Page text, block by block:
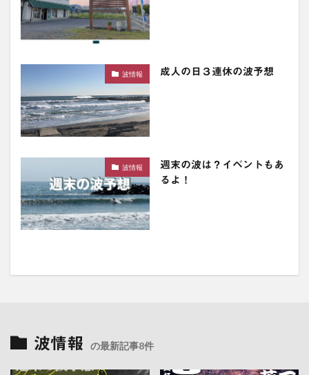
波情報 成人の日３連休の波予想
波情報
週末の波は？イベントもあ
るよ！
波情報 の最新記事8件